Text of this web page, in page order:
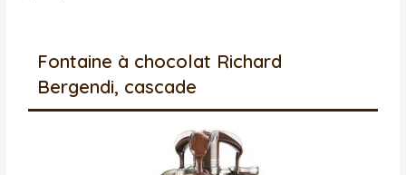
Fontaine à chocolat Richard
Bergendi, cascade